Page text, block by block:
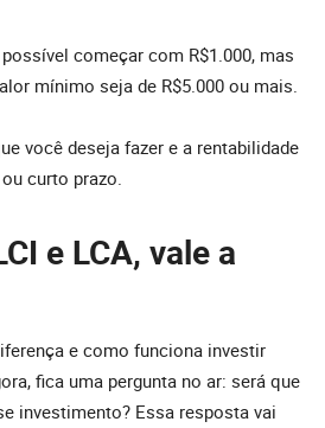
começar com R$1.000, mas
mínimo seja de R$5.000 ou mais.
você deseja fazer e a rentabilidade
curto prazo.
e LCA, vale a
e como funciona investir
fica uma pergunta no ar: será que
investimento? Essa resposta vai